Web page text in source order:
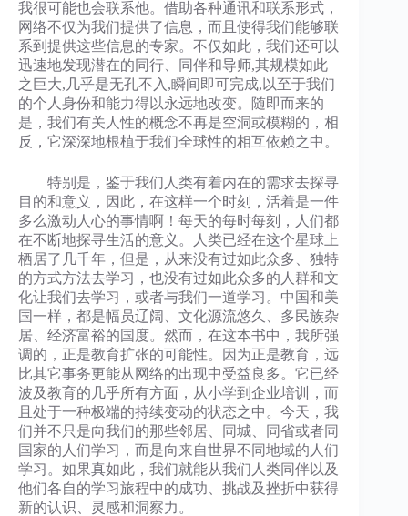
我很可能也会联系他。借助各种通讯和联系形式，
网络不仅为我们提供了信息，而且使得我们能够联
系到提供这些信息的专家。不仅如此，我们还可以
迅速地发现潜在的同行、同伴和导师,其规模如此
之巨大,几乎是无孔不入,瞬间即可完成,以至于我们
的个人身份和能力得以永远地改变。随即而来的
是，我们有关人性的概念不再是空洞或模糊的，相
反，它深深地根植于我们全球性的相互依赖之中。
特别是，鉴于我们人类有着内在的需求去探寻
目的和意义，因此，在这样一个时刻，活着是一件
多么激动人心的事情啊！每天的每时每刻，人们都
在不断地探寻生活的意义。人类已经在这个星球上
栖居了几千年，但是，从来没有过如此众多、独特
的方式方法去学习，也没有过如此众多的人群和文
化让我们去学习，或者与我们一道学习。中国和美
国一样，都是幅员辽阔、文化源流悠久、多民族杂
居、经济富裕的国度。然而，在这本书中，我所强
调的，正是教育扩张的可能性。因为正是教育，远
比其它事务更能从网络的出现中受益良多。它已经
波及教育的几乎所有方面，从小学到企业培训，而
且处于一种极端的持续变动的状态之中。今天，我
们并不只是向我们的那些邻居、同城、同省或者同
国家的人们学习，而是向来自世界不同地域的人们
学习。如果真如此，我们就能从我们人类同伴以及
他们各自的学习旅程中的成功、挑战及挫折中获得
新的认识、灵感和洞察力。